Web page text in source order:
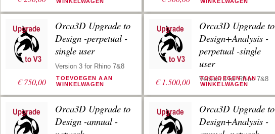
€750,00
Orca3D Upgrade to
Design -perpetual -
single user
Version 3 for Rhino 7&8
TOEVOEGEN AAN
WINKELWAGEN
€1.500,00
Orca3D Upgrade to
Design+Analysis -
perpetual -single
user
Version 3 for Rhino 7&8
TOEVOEGEN AAN
WINKELWAGEN
Orca3D Upgrade to
Design -annual -
Orca3D Upgrade to
Design+Analysis -